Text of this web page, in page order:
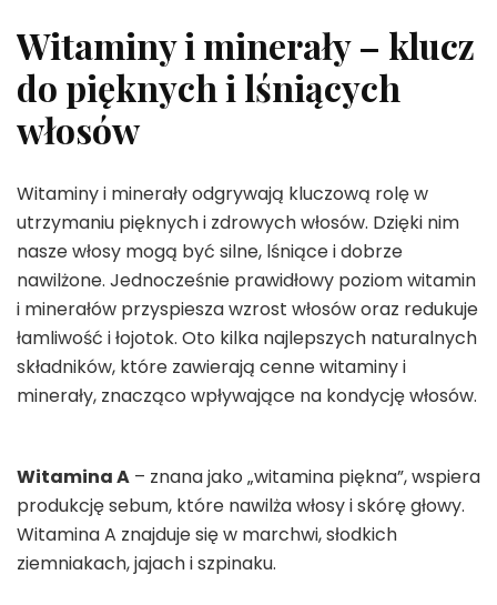
Witaminy i minerały – klucz
do pięknych i lśniących
włosów
Witaminy i minerały odgrywają kluczową rolę w
utrzymaniu pięknych i zdrowych włosów. Dzięki nim
nasze włosy mogą być silne, lśniące i dobrze
nawilżone. Jednocześnie prawidłowy poziom witamin
i minerałów przyspiesza wzrost włosów oraz redukuje
łamliwość i łojotok. Oto kilka najlepszych naturalnych
składników, które zawierają cenne witaminy i
minerały, znacząco wpływające na kondycję włosów.
Witamina A – znana jako „witamina piękna”, wspiera
produkcję sebum, które nawilża włosy i skórę głowy.
Witamina A znajduje się w marchwi, słodkich
ziemniakach, jajach i szpinaku.